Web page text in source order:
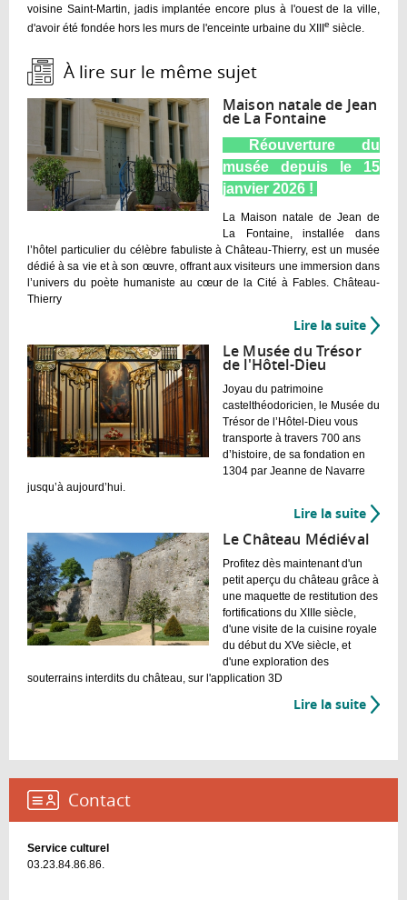
voisine Saint-Martin, jadis implantée encore plus à l'ouest de la ville,
d'avoir été fondée hors les murs de l'enceinte urbaine du XIIIe siècle.
À lire sur le même sujet :
Maison natale de Jean
de La Fontaine
Réouverture du
musée depuis le 15
janvier 2026 !
La Maison natale de Jean de
La Fontaine, installée dans
l’hôtel particulier du célèbre fabuliste à Château‑Thierry, est un musée
dédié à sa vie et à son œuvre, offrant aux visiteurs une immersion dans
l’univers du poète humaniste au cœur de la Cité à Fables. Château-
Thierry
Lire la suite de
Jean
Le Musée du Trésor
de l'Hôtel-Dieu
Joyau du patrimoine
castelthéodoricien, le Musée du
Trésor de l’Hôtel-Dieu vous
transporte à travers 700 ans
d’histoire, de sa fondation en
1304 par Jeanne de Navarre
jusqu’à aujourd’hui.
Lire la suite de
Le
du
Trésor
Le Château Médiéval
Profitez dès maintenant d'un
petit aperçu du château grâce à
une maquette de restitution des
fortifications du XIIIe siècle,
d'une visite de la cuisine royale
du début du XVe siècle, et
d'une exploration des
souterrains interdits du château, sur l'application 3D
Lire la suite de
Contact :
Service culturel
03.23.84.86.86.